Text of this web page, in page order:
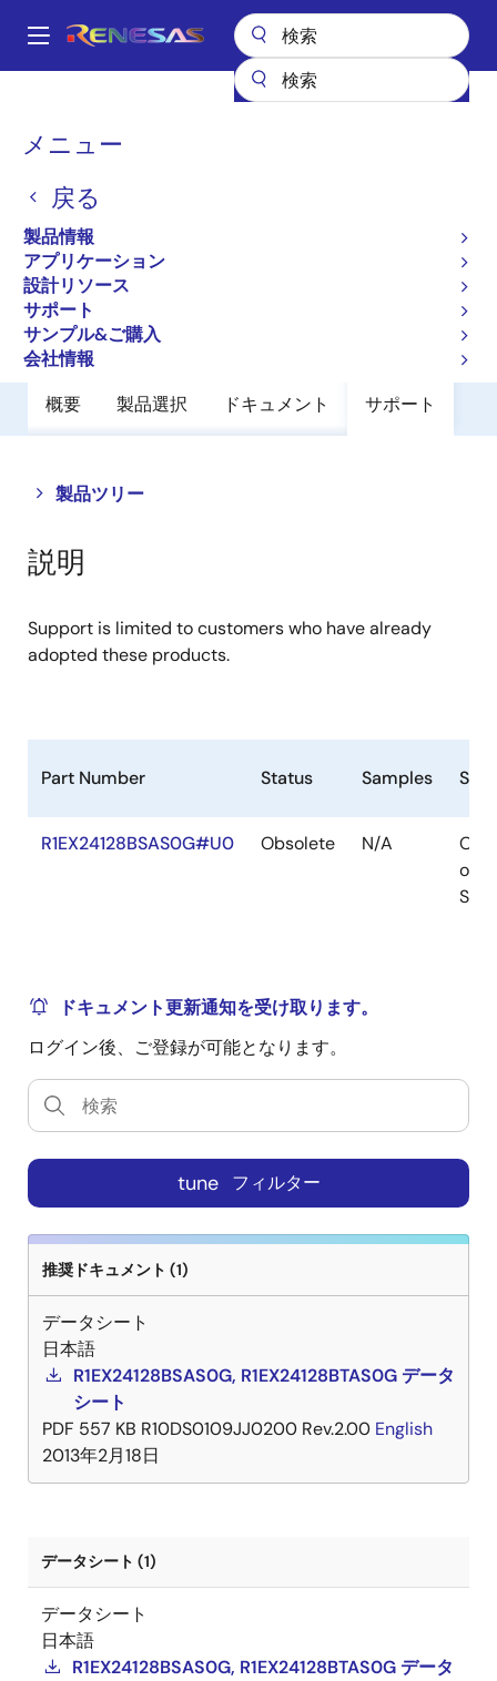
ン
Main
メニュー
戻る
製品情報
アプリケーション
設計リソース
サポート
サンプル&ご購入
会社情報
パ
く
ず
不揮発性メモリ
EEPROM & PROM
R1EX24128BSAS0G
廃止品
EEPROM
概要 製品選択 ドキュメント サポート
製品ツリー
Close
tree
menu
Open
tree
menu
説明
Support is limited to customers who have already
adopted these products.
Part Number Status Samples
R1EX24128BSAS0G#U0 Obsolete N/A
Out
of
ドキュメント更新通知を受け取ります。
ログイン後、ご登録が可能となります。
tune フィルター
推奨ドキュメント (1)
データシート
日本語
R1EX24128BSAS0G, R1EX24128BTAS0G データ
シート
PDF 557 KB R10DS0109JJ0200 Rev.2.00 English
2013年2月18日
データシート (1)
データシート
日本語
R1EX24128BSAS0G, R1EX24128BTAS0G データ